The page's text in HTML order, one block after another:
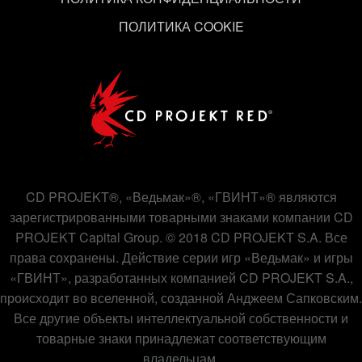
ПОЛИТИКА COOKIE
CD PROJEKT®, «Ведьмак»®, «ГВИНТ»® являются
зарегистрированными товарными знаками компании CD
PROJEKT Capital Group. © 2018 CD PROJEKT S.A. Все
права сохранены. Действие серии игр «Ведьмак» и игры
«ГВИНТ», разработанных компанией CD PROJEKT S.A.,
происходит во вселенной, созданной Анджеем Сапковским.
Все другие объекты интеллектуальной собственности и
товарные знаки принадлежат соответствующим